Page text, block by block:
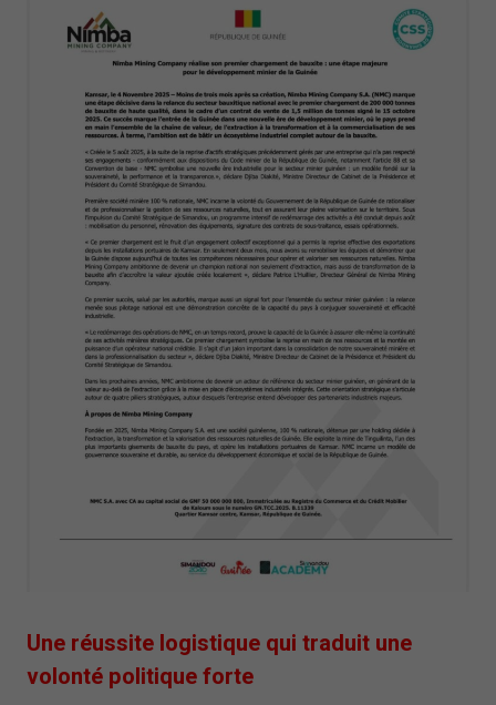
Une réussite logistique qui traduit une
volonté politique forte